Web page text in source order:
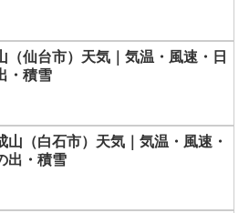
（仙台市）天気｜気温・風速・日
・積雪
山（白石市）天気｜気温・風速・
出・積雪